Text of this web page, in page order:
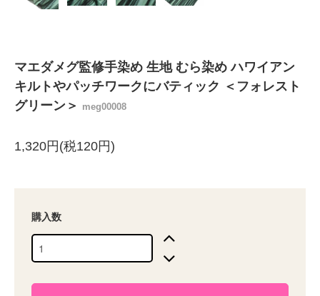
マエダメグ監修手染め 生地 むら染め ハワイアン
キルトやパッチワークにバティック ＜フォレスト
グリーン＞
meg00008
1,320円(税120円)
購入数